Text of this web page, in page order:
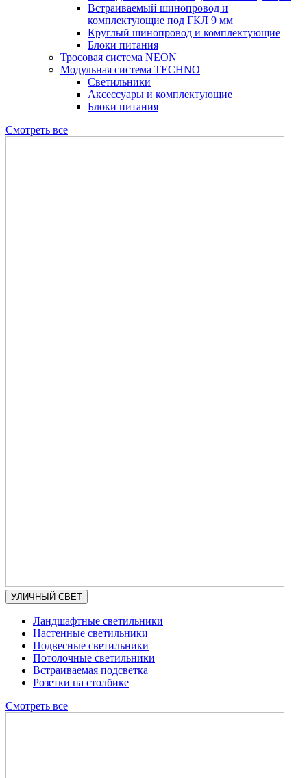
Встраиваемый шинопровод и
комплектующие под ГКЛ 9 мм
Круглый шинопровод и комплектующие
Блоки питания
Тросовая система NEON
Модульная система TECHNO
Светильники
Аксессуары и комплектующие
Блоки питания
Смотреть все
УЛИЧНЫЙ СВЕТ
Ландшафтные светильники
Настенные светильники
Подвесные светильники
Потолочные светильники
Встраиваемая подсветка
Розетки на столбике
Смотреть все